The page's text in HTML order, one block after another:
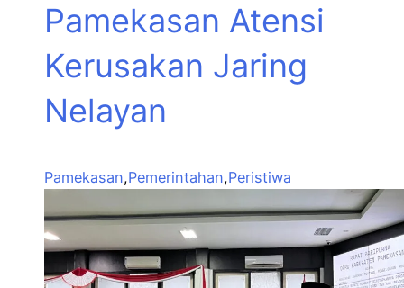
Pamekasan Atensi
Kerusakan Jaring
Nelayan
Pamekasan,Pemerintahan,Peristiwa